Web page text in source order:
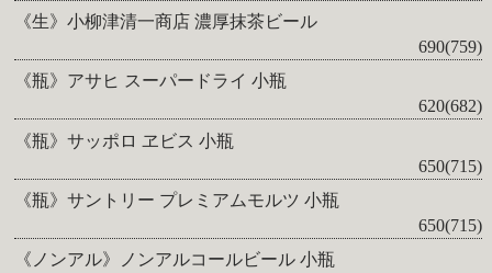
《生》小柳津清一商店 濃厚抹茶ビール
690(759)
《瓶》アサヒ スーパードライ 小瓶
620(682)
《瓶》サッポロ ヱビス 小瓶
650(715)
《瓶》サントリー プレミアムモルツ 小瓶
650(715)
《ノンアル》ノンアルコールビール 小瓶